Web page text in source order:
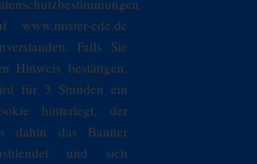
www.mister-ede.de
Falls Sie
Hinweis bestätigen,
für 3 Stunden ein
hinterlegt, der
dahin das Banner
und sich